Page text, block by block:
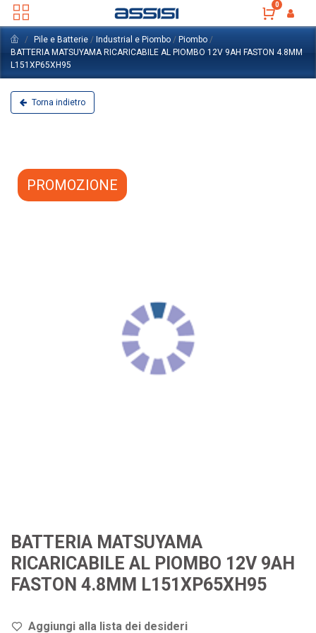
0
Pile e Batterie / Industrial e Piombo / Piombo /
BATTERIA MATSUYAMA RICARICABILE AL PIOMBO 12V 9AH FASTON 4.8MM
L151XP65XH95
Torna indietro
PROMOZIONE
BATTERIA MATSUYAMA
RICARICABILE AL PIOMBO 12V 9AH
FASTON 4.8MM L151XP65XH95
Aggiungi alla lista dei desideri